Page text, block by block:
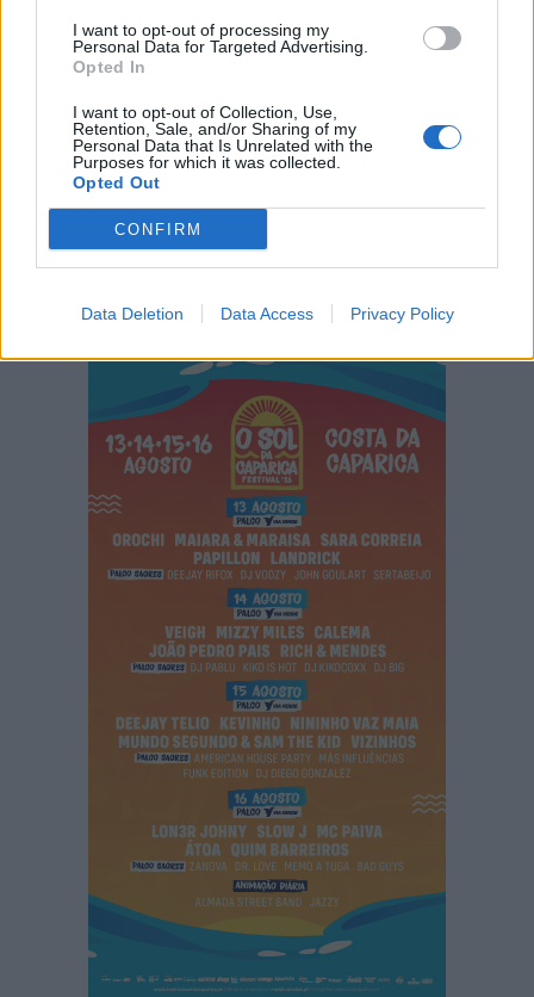
I want to opt-out of processing my
Personal Data for Targeted Advertising.
Opted In
I want to opt-out of Collection, Use,
Retention, Sale, and/or Sharing of my
Personal Data that Is Unrelated with the
Purposes for which it was collected.
Opted Out
CONFIRM
Data Deletion Data Access Privacy Policy
Exposição de maquete inaugura
celebrações dos 60 anos da Ponte 25
Almada Forum recebe nova ação de